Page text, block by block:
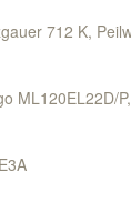
712 K,
ML120EL22D/